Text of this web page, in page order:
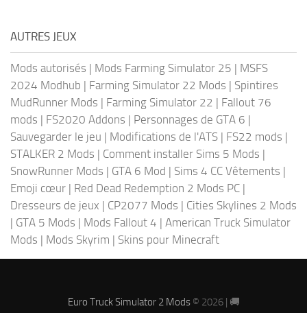
AUTRES JEUX
Mods autorisés | Mods Farming Simulator 25 | MSFS
2024 Modhub | Farming Simulator 22 Mods | Spintires
MudRunner Mods | Farming Simulator 22 | Fallout 76
mods | FS2020 Addons | Personnages de GTA 6 |
Sauvegarder le jeu | Modifications de l'ATS | FS22 mods |
STALKER 2 Mods | Comment installer Sims 5 Mods |
SnowRunner Mods | GTA 6 Mod | Sims 4 CC Vêtements |
Emoji cœur | Red Dead Redemption 2 Mods PC |
Dresseurs de jeux | CP2077 Mods | Cities Skylines 2 Mods
| GTA 5 Mods | Mods Fallout 4 | American Truck Simulator
Mods | Mods Skyrim | Skins pour Minecraft
Euro Truck Simulator 2 Mods© 2026 | 🚚